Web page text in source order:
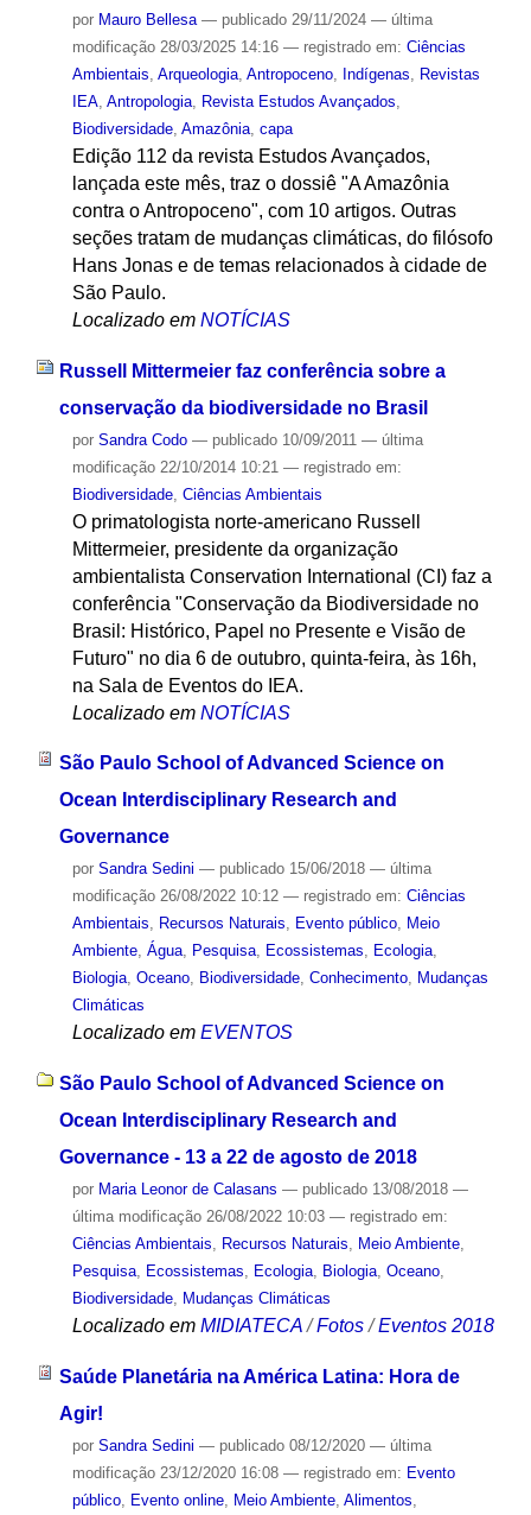
por Mauro Bellesa — publicado29/11/2024 — última
modificação28/03/2025 14:16 — registrado em: Ciências
Ambientais, Arqueologia, Antropoceno, Indígenas, Revistas
IEA, Antropologia, Revista Estudos Avançados,
Biodiversidade, Amazônia, capa
Edição 112 da revista Estudos Avançados,
lançada este mês, traz o dossiê "A Amazônia
contra o Antropoceno", com 10 artigos. Outras
seções tratam de mudanças climáticas, do filósofo
Hans Jonas e de temas relacionados à cidade de
São Paulo.
Localizado em NOTÍCIAS
Russell Mittermeier faz conferência sobre a
conservação da biodiversidade no Brasil
por Sandra Codo — publicado10/09/2011 — última
modificação22/10/2014 10:21 — registrado em:
Biodiversidade, Ciências Ambientais
O primatologista norte-americano Russell
Mittermeier, presidente da organização
ambientalista Conservation International (CI) faz a
conferência "Conservação da Biodiversidade no
Brasil: Histórico, Papel no Presente e Visão de
Futuro" no dia 6 de outubro, quinta-feira, às 16h,
na Sala de Eventos do IEA.
Localizado em NOTÍCIAS
São Paulo School of Advanced Science on
Ocean Interdisciplinary Research and
Governance
por Sandra Sedini — publicado15/06/2018 — última
modificação26/08/2022 10:12 — registrado em: Ciências
Ambientais, Recursos Naturais, Evento público, Meio
Ambiente, Água, Pesquisa, Ecossistemas, Ecologia,
Biologia, Oceano, Biodiversidade, Conhecimento, Mudanças
Climáticas
Localizado em EVENTOS
São Paulo School of Advanced Science on
Ocean Interdisciplinary Research and
Governance - 13 a 22 de agosto de 2018
por Maria Leonor de Calasans — publicado13/08/2018 —
última modificação26/08/2022 10:03 — registrado em:
Ciências Ambientais, Recursos Naturais, Meio Ambiente,
Pesquisa, Ecossistemas, Ecologia, Biologia, Oceano,
Biodiversidade, Mudanças Climáticas
Localizado em MIDIATECA /Fotos /Eventos 2018
Saúde Planetária na América Latina: Hora de
Agir!
por Sandra Sedini — publicado08/12/2020 — última
modificação23/12/2020 16:08 — registrado em: Evento
público, Evento online, Meio Ambiente, Alimentos